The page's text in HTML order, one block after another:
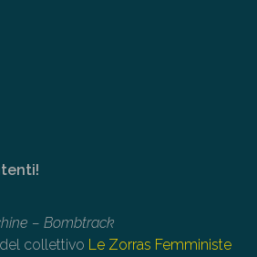
– Bombtrack
collettivo Le Zorras Femministe